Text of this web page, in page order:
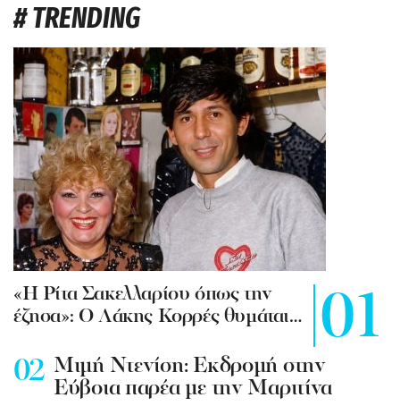
# TRENDING
«Η Ρίτα Σακελλαρίου όπως την
έζησα»: Ο Λάκης Κορρές θυμάται…
Mιμή Ντενίση: Εκδρομή στην
Εύβοια παρέα με την Μαριτίνα